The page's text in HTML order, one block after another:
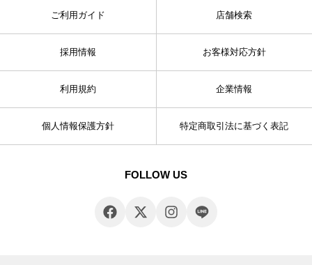
ご利用ガイド 店舗検索
採用情報 お客様対応方針
利用規約 企業情報
個人情報保護方針 特定商取引法に基づく表記
FOLLOW US